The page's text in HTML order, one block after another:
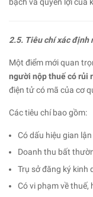
2.5. Tiêu chí xác định
Một điểm mới quan
người nộp thuế có rủi
điện tử có mã của cơ
Các tiêu chí bao gồm:
Có dấu hiệu gian
Doanh thu bất
Trụ sở đăng ký kinh
Có vi phạm về thuế,